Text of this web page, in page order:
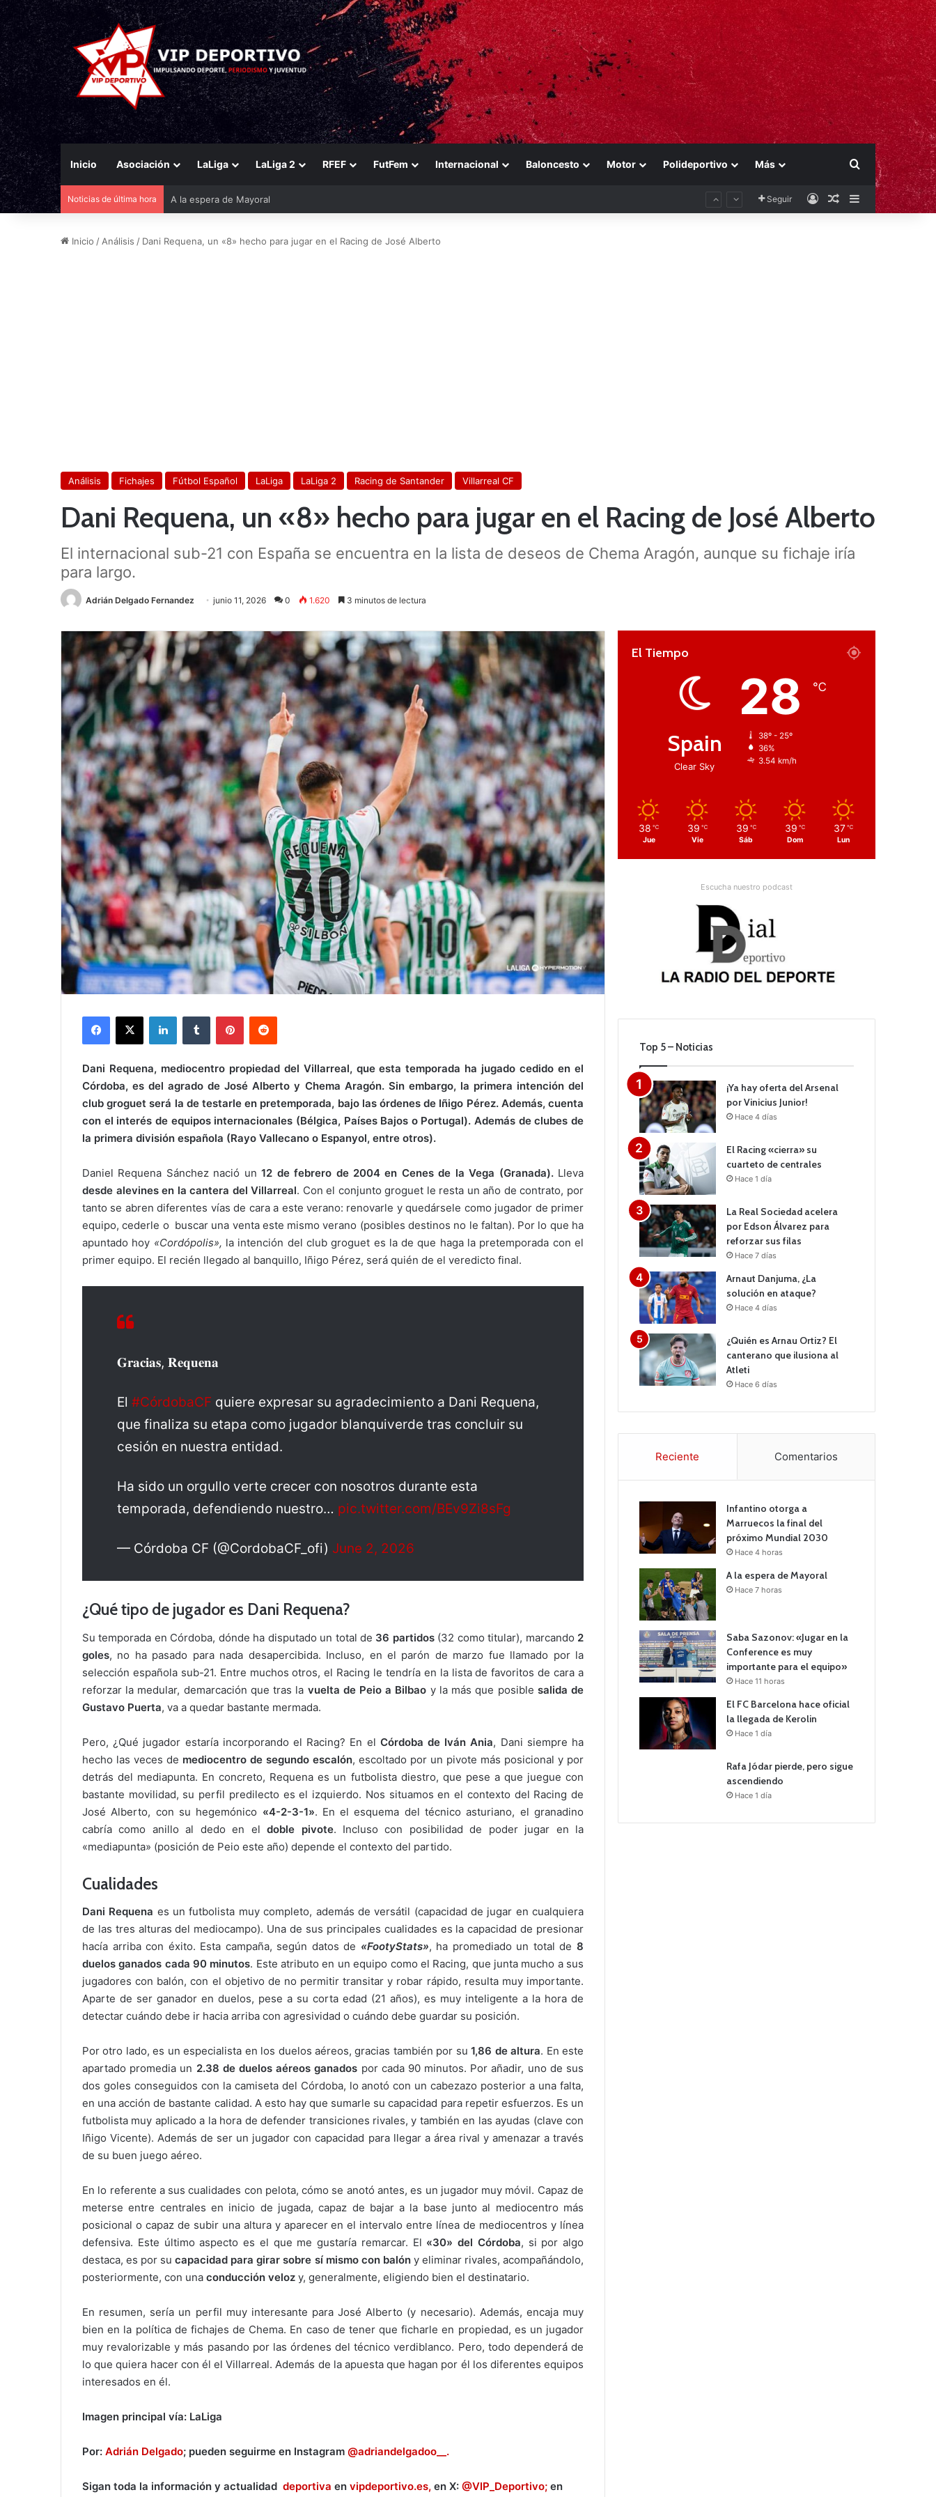
Inicio Asociación LaLiga LaLiga 2 RFEF FutFem Internacional Baloncesto Motor Polideportivo Más Buscar por
Noticias de última hora Saba Sazonov: «Jugar en la Conference es muy importante para el equipo» Seguir AccesoPublicación al
Barra lateral
Inicio / Análisis / Dani Requena, un «8» hecho para jugar en el Racing de José Alberto
Análisis Fichajes Fútbol Español LaLiga LaLiga 2 Racing de Santander Villarreal CF
Dani Requena, un «8» hecho para jugar en el Racing de José Alberto
El internacional sub-21 con España se encuentra en la lista de deseos de Chema Aragón, aunque su fichaje iría
para largo.
Adrián Delgado Fernandez junio 11, 2026 0 1.620 3 minutos de lectura
Dani Requena, mediocentro propiedad del Villarreal, que esta temporada ha jugado cedido en el
Córdoba, es del agrado de José Alberto y Chema Aragón. Sin embargo, la primera intención del
club groguet será la de testarle en pretemporada, bajo las órdenes de Iñigo Pérez. Además, cuenta
con el interés de equipos internacionales (Bélgica, Países Bajos o Portugal). Además de clubes de
la primera división española (Rayo Vallecano o Espanyol, entre otros).
Daniel Requena Sánchez nació un12 de febrero de 2004 en Cenes de la Vega (Granada).Lleva
desde alevines en la cantera del Villarreal. Con el conjunto groguet le resta un año de contrato, por
tanto se abren diferentes vías de cara a este verano: renovarle y quedársele como jugador de primer
equipo, cederle o buscar una venta este mismo verano (posibles destinos no le faltan). Por lo que ha
apuntado hoy «Cordópolis», la intención del club groguet es la de que haga la pretemporada con el
primer equipo. El recién llegado al banquillo, Iñigo Pérez, será quién de el veredicto final.
𝐆𝐫𝐚𝐜𝐢𝐚𝐬, 𝐑𝐞𝐪𝐮𝐞𝐧𝐚
El #CórdobaCF quiere expresar su agradecimiento a Dani Requena,
que finaliza su etapa como jugador blanquiverde tras concluir su
cesión en nuestra entidad.
Ha sido un orgullo verte crecer con nosotros durante esta
temporada, defendiendo nuestro… pic.twitter.com/BEv9Zi8sFg
— Córdoba CF (@CordobaCF_ofi) June 2, 2026
¿Qué tipo de jugador es Dani Requena?
Su temporada en Córdoba, dónde ha disputado un total de 36 partidos(32 como titular), marcando 2
goles, no ha pasado para nada desapercibida. Incluso, en el parón de marzo fue llamado por la
selección española sub-21. Entre muchos otros, el Racing le tendría en la lista de favoritos de cara a
reforzar la medular, demarcación que tras la vuelta de Peio a Bilbao y la más que posible salida de
Gustavo Puerta, va a quedar bastante mermada.
Pero, ¿Qué jugador estaría incorporando el Racing? En el Córdoba de Iván Ania, Dani siempre ha
hecho las veces de mediocentro de segundo escalón, escoltado por un pivote más posicional y por
detrás del mediapunta. En concreto, Requena es un futbolista diestro, que pese a que juegue con
bastante movilidad, su perfil predilecto es el izquierdo. Nos situamos en el contexto del Racing de
José Alberto, con su hegemónico «4-2-3-1». En el esquema del técnico asturiano, el granadino
cabría como anillo al dedo en el doble pivote. Incluso con posibilidad de poder jugar en la
«mediapunta» (posición de Peio este año) depende el contexto del partido.
Cualidades
Dani Requena es un futbolista muy completo, además de versátil (capacidad de jugar en cualquiera
de las tres alturas del mediocampo). Una de sus principales cualidades es la capacidad de presionar
hacía arriba con éxito. Esta campaña, según datos de «FootyStats», ha promediado un total de8
duelos ganados cada 90 minutos. Este atributo en un equipo como el Racing, que junta mucho a sus
jugadores con balón, con el objetivo de no permitir transitar y robar rápido, resulta muy importante.
Aparte de ser ganador en duelos, pese a su corta edad (21 años), es muy inteligente a la hora de
detectar cuándo debe ir hacia arriba con agresividad o cuándo debe guardar su posición.
Por otro lado, es un especialista en los duelos aéreos, gracias también por su1,86 de altura. En este
apartado promedia un 2.38 de duelos aéreos ganados por cada 90 minutos. Por añadir, uno de sus
dos goles conseguidos con la camiseta del Córdoba, lo anotó con un cabezazo posterior a una falta,
en una acción de bastante calidad. A esto hay que sumarle su capacidad para repetir esfuerzos. Es un
futbolista muy aplicado a la hora de defender transiciones rivales, y también en las ayudas (clave con
Iñigo Vicente). Además de ser un jugador con capacidad para llegar a área rival y amenazar a través
de su buen juego aéreo.
En lo referente a sus cualidades con pelota, cómo se anotó antes, es un jugador muy móvil. Capaz de
meterse entre centrales en inicio de jugada, capaz de bajar a la base junto al mediocentro más
posicional o capaz de subir una altura y aparecer en el intervalo entre línea de mediocentros y línea
defensiva. Este último aspecto es el que me gustaría remarcar. El «30» del Córdoba, si por algo
destaca, es por sucapacidad para girar sobre sí mismo con balóny eliminar rivales, acompañándolo,
posteriormente, con una conducción veloz y, generalmente, eligiendo bien el destinatario.
En resumen, sería un perfil muy interesante para José Alberto (y necesario). Además, encaja muy
bien en la política de fichajes de Chema. En caso de tener que ficharle en propiedad, es un jugador
muy revalorizable y más pasando por las órdenes del técnico verdiblanco. Pero, todo dependerá de
lo que quiera hacer con él el Villarreal. Además de la apuesta que hagan por él los diferentes equipos
interesados en él.
Imagen principal vía: LaLiga
Por: Adrián Delgado; pueden seguirme en Instagram @adriandelgadoo__.
Sigan toda la información y actualidad deportiva en vipdeportivo.es, en X: @VIP_Deportivo; en
El Tiempo
Spain
Clear Sky
28 ℃
38º - 25º
36%
3.54 km/h
38 ℃
Jue
39 ℃
Vie
39 ℃
Sáb
39 ℃
Dom
37 ℃
Lun
Escucha nuestro podcast
Top 5 – Noticias
¡Ya hay oferta del Arsenal
por Vinicius Junior!
Hace 4 días
El Racing «cierra» su
cuarteto de centrales
Hace 1 día
La Real Sociedad acelera
por Edson Álvarez para
reforzar sus filas
Hace 7 días
Arnaut Danjuma, ¿La
solución en ataque?
Hace 4 días
¿Quién es Arnau Ortiz? El
canterano que ilusiona al
Atleti
Hace 6 días
Reciente Comentarios
Infantino otorga a
Marruecos la final del
próximo Mundial 2030
Hace 4 horas
A la espera de Mayoral
Hace 7 horas
Saba Sazonov: «Jugar en la
Conference es muy
importante para el equipo»
Hace 11 horas
El FC Barcelona hace oficial
la llegada de Kerolin
Hace 1 día
Rafa Jódar pierde, pero sigue
ascendiendo
Hace 1 día